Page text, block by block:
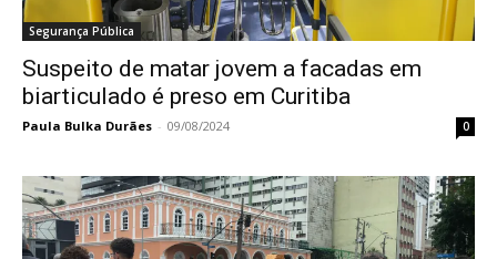
Segurança Pública
Suspeito de matar jovem a facadas em
biarticulado é preso em Curitiba
Paula Bulka Durães - 09/08/2024 0